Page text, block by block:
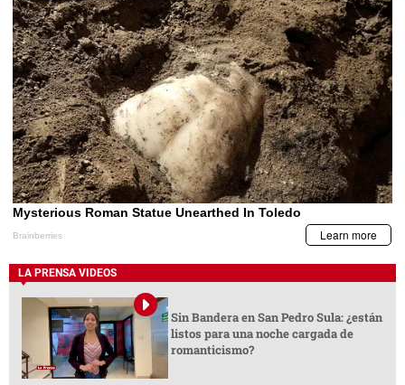
LA PRENSA VIDEOS
Sin Bandera en San Pedro Sula: ¿están
listos para una noche cargada de
romanticismo?